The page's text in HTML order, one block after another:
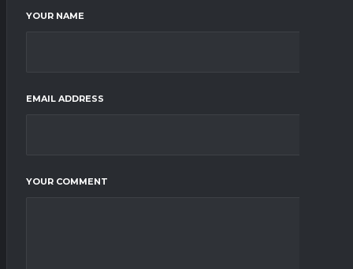
YOUR NAME
EMAIL ADDRESS
YOUR COMMENT